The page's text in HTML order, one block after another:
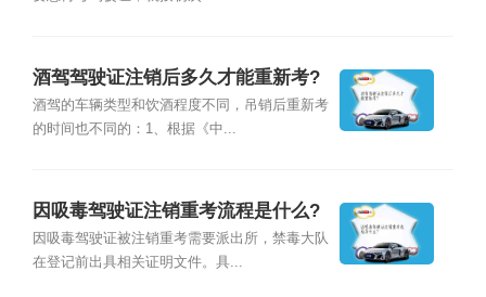
酒驾驾驶证注销后多久才能重新考?
酒驾的车辆类型和饮酒程度不同，吊销后重新考
的时间也不同的：1、根据《中...
因吸毒驾驶证注销重考流程是什么?
因吸毒驾驶证被注销重考需要派出所，禁毒大队
在登记前出具相关证明文件。具...